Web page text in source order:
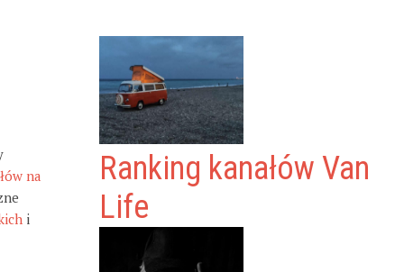
na
i
Ranking kanałów Van
Life